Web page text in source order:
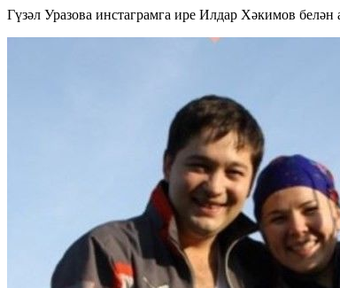
Гүзәл Уразова инстаграмга ире Илдар Хәкимов